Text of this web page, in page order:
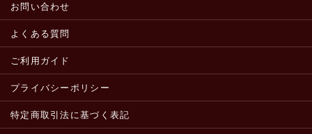
お問い合わせ
よくある質問
ご利用ガイド
プライバシーポリシー
特定商取引法に基づく表記